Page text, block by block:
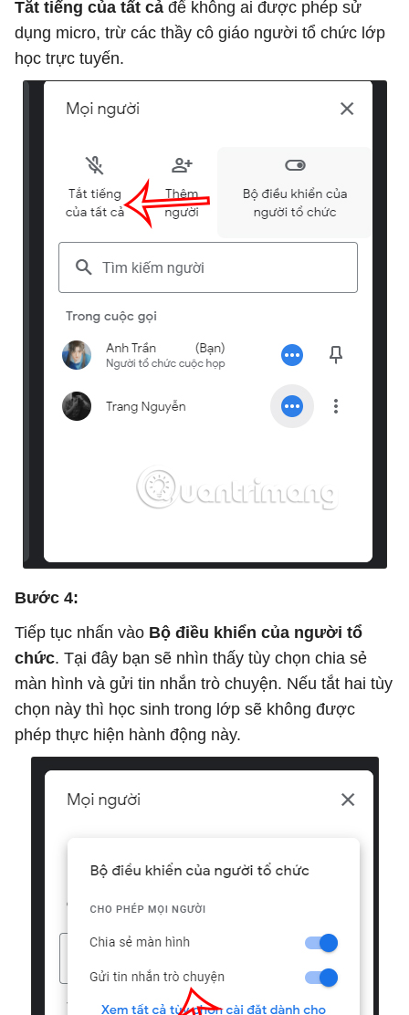
Tắt tiếng của tất cả để không ai được phép sử
dụng micro, trừ các thầy cô giáo người tổ chức lớp
học trực tuyến.
Bước 4:
Tiếp tục nhấn vào Bộ điều khiển của người tổ
chức. Tại đây bạn sẽ nhìn thấy tùy chọn chia sẻ
màn hình và gửi tin nhắn trò chuyện. Nếu tắt hai tùy
chọn này thì học sinh trong lớp sẽ không được
phép thực hiện hành động này.